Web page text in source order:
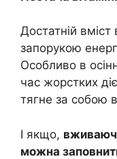
Достатній вміст
запорукою
Особливо в
час жорстких
тягне за собою
І якщо,
можна